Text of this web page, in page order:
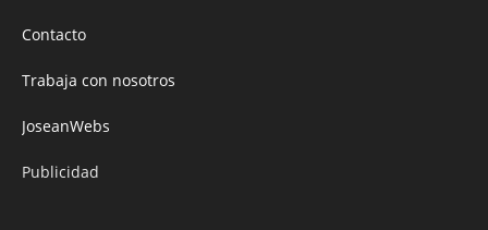
Contacto
Trabaja con nosotros
JoseanWebs
Publicidad